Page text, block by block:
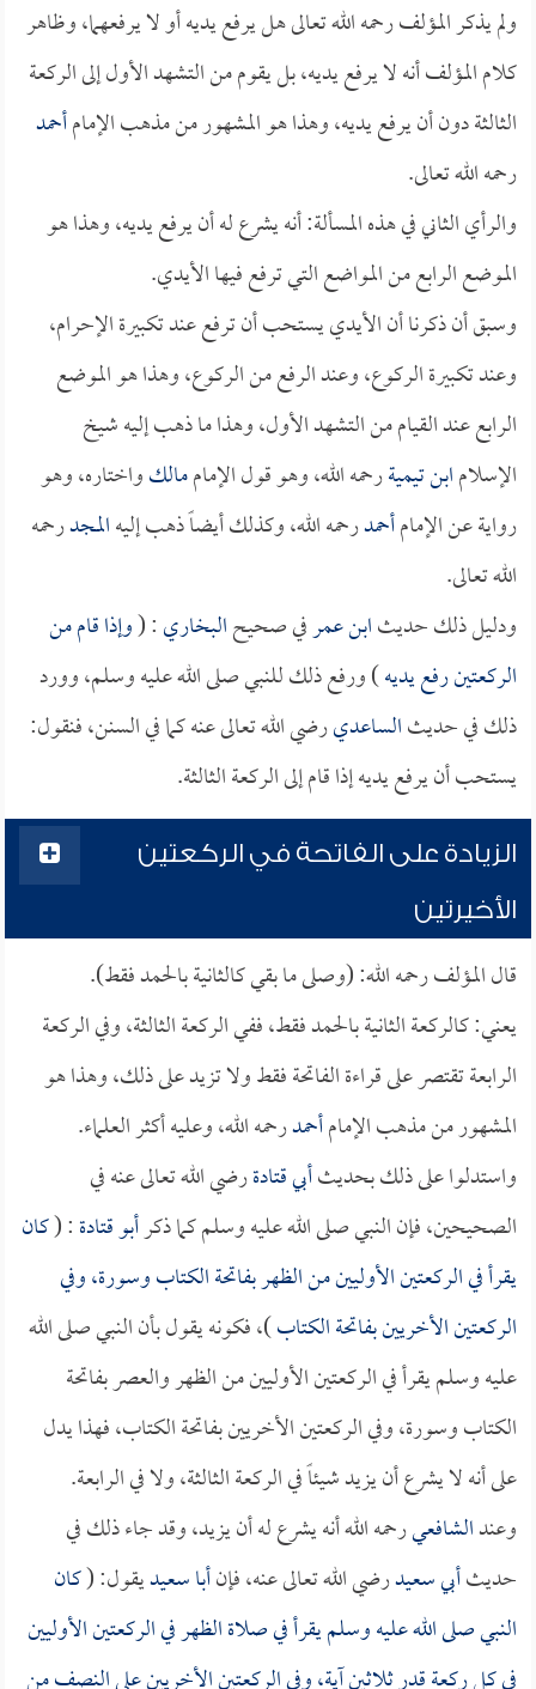
ولم يذكر المؤلف رحمه الله تعالى هل يرفع يديه أو لا يرفعهما، وظاهر
كلام المؤلف أنه لا يرفع يديه، بل يقوم من التشهد الأول إلى الركعة
الثالثة دون أن يرفع يديه، وهذا هو المشهور من مذهب الإمامأحمد
رحمه الله تعالى.
والرأي الثاني في هذه المسألة: أنه يشرع له أن يرفع يديه، وهذا هو
الموضع الرابع من المواضع التي ترفع فيها الأيدي.
وسبق أن ذكرنا أن الأيدي يستحب أن ترفع عند تكبيرة الإحرام،
وعند تكبيرة الركوع، وعند الرفع من الركوع، وهذا هو الموضع
الرابع عند القيام من التشهد الأول، وهذا ما ذهب إليه شيخ
الإسلامابن تيميةرحمه الله، وهو قول الإماممالكواختاره، وهو
رواية عن الإمامأحمدرحمه الله، وكذلك أيضاً ذهب إليهالمجدرحمه
الله تعالى.
ودليل ذلك حديثابن عمرفي صحيحالبخاري: (وإذا قام من
الركعتين رفع يديه) ورفع ذلك للنبي صلى الله عليه وسلم، وورد
ذلك في حديثالساعديرضي الله تعالى عنه كما في السنن، فنقول:
يستحب أن يرفع يديه إذا قام إلى الركعة الثالثة.
الزيادة على الفاتحة في الركعتين
الأخيرتين
قال المؤلف رحمه الله: (وصلى ما بقي كالثانية بالحمد فقط).
يعني: كالركعة الثانية بالحمد فقط، ففي الركعة الثالثة، وفي الركعة
الرابعة تقتصر على قراءة الفاتحة فقط ولا تزيد على ذلك، وهذا هو
المشهور من مذهب الإمامأحمدرحمه الله، وعليه أكثر العلماء.
واستدلوا على ذلك بحديثأبي قتادةرضي الله تعالى عنه في
الصحيحين، فإن النبي صلى الله عليه وسلم كما ذكرأبو قتادة: (كان
يقرأ في الركعتين الأوليين من الظهر بفاتحة الكتاب وسورة، وفي
الركعتين الأخريين بفاتحة الكتاب)، فكونه يقول بأن النبي صلى الله
عليه وسلم يقرأ في الركعتين الأوليين من الظهر والعصر بفاتحة
الكتاب وسورة، وفي الركعتين الأخريين بفاتحة الكتاب، فهذا يدل
على أنه لا يشرع أن يزيد شيئاً في الركعة الثالثة، ولا في الرابعة.
وعندالشافعيرحمه الله أنه يشرع له أن يزيد، وقد جاء ذلك في
حديثأبي سعيدرضي الله تعالى عنه، فإنأبا سعيديقول: (كان
النبي صلى الله عليه وسلم يقرأ في صلاة الظهر في الركعتين الأوليين